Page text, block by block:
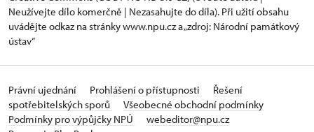
Neužívejte dílo komerčně | Nezasahujte do díla). Při užití obsahu
uvádějte odkaz na stránky www.npu.cz a „zdroj: Národní památkový
ústav“
Právní ujednání Prohlášení o přístupnosti
Řešení
spotřebitelských sporů
Všeobecné obchodní podmínky
Podmínky pro výpůjčky NPÚ
webeditor@npu.cz